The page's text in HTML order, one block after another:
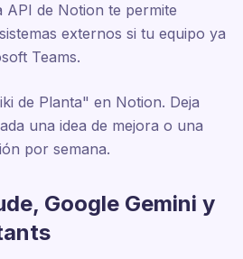
API de Notion te permite
externos si tu equipo ya
Teams.
de Planta" en Notion. Deja
una idea de mejora o una
por semana.
Google Gemini y